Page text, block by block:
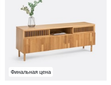
Финальная цена